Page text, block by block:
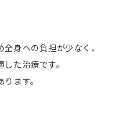
身への負担が少なく、
た治療です。
ます。